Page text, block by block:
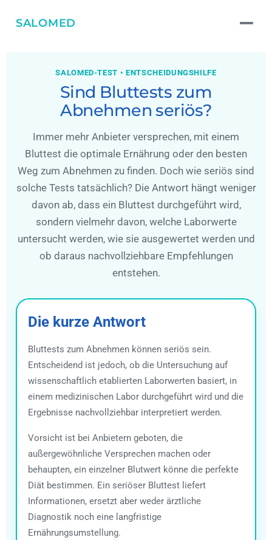
SALOMED
SALOMED-TEST • ENTSCHEIDUNGSHILFE
Sind Bluttests zum
Abnehmen seriös?
Immer mehr Anbieter versprechen, mit einem
Bluttest die optimale Ernährung oder den besten
Weg zum Abnehmen zu finden. Doch wie seriös sind
solche Tests tatsächlich? Die Antwort hängt weniger
davon ab, dass ein Bluttest durchgeführt wird,
sondern vielmehr davon, welche Laborwerte
untersucht werden, wie sie ausgewertet werden und
ob daraus nachvollziehbare Empfehlungen
entstehen.
Die kurze Antwort
Bluttests zum Abnehmen können seriös sein.
Entscheidend ist jedoch, ob die Untersuchung auf
wissenschaftlich etablierten Laborwerten basiert, in
einem medizinischen Labor durchgeführt wird und die
Ergebnisse nachvollziehbar interpretiert werden.
Vorsicht ist bei Anbietern geboten, die
außergewöhnliche Versprechen machen oder
behaupten, ein einzelner Blutwert könne die perfekte
Diät bestimmen. Ein seriöser Bluttest liefert
Informationen, ersetzt aber weder ärztliche
Diagnostik noch eine langfristige
Ernährungsumstellung.